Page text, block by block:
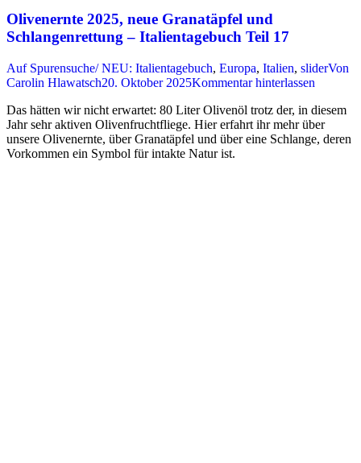
Olivenernte 2025, neue Granatäpfel und
Schlangenrettung – Italientagebuch Teil 17
Auf Spurensuche/ NEU: Italientagebuch, Europa, Italien, sliderVon
Carolin Hlawatsch20. Oktober 2025Kommentar hinterlassen
Das hätten wir nicht erwartet: 80 Liter Olivenöl trotz der, in diesem
Jahr sehr aktiven Olivenfruchtfliege. Hier erfahrt ihr mehr über
unsere Olivenernte, über Granatäpfel und über eine Schlange, deren
Vorkommen ein Symbol für intakte Natur ist.